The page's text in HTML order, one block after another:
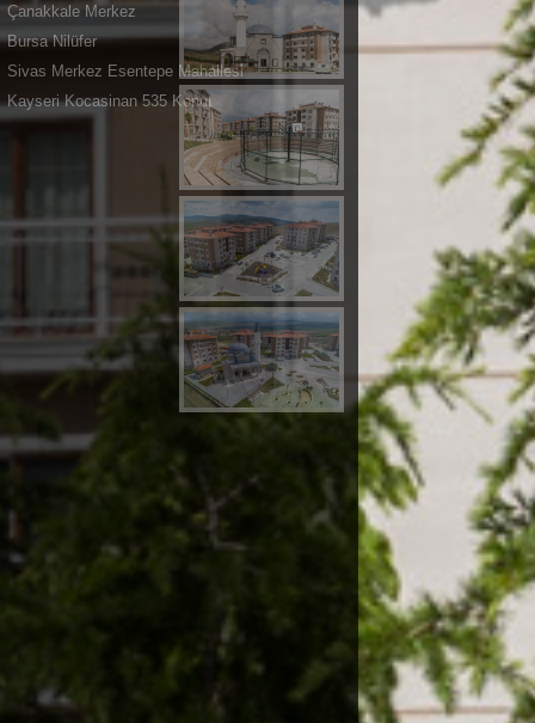
Çanakkale Merkez
Bursa Nilüfer
Sivas Merkez Esentepe Mahallesi
Kayseri Kocasinan 535 Konut